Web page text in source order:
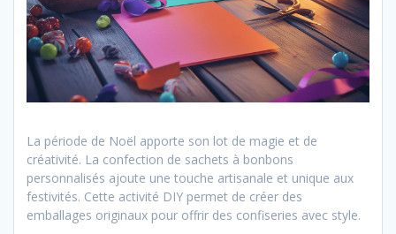
La période de Noël apporte son lot de magie et de
créativité. La confection de sachets à bonbons
personnalisés ajoute une touche artisanale et unique aux
festivités. Cette activité DIY permet de créer des
emballages originaux pour offrir des confiseries avec style.